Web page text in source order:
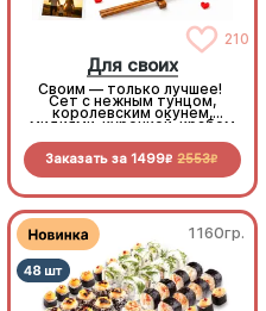
210
Для своих
Своим — только лучшее!
Сет с нежным тунцом,
королевским окунем,
мидиями, курочкой, крабом
Сытно, разнообразно и
невероятно вкусно.
Бросайте дела, собирайте
своих и наслаждайтесь
моментом
Заказать за 1499R 2553R
1160гр.